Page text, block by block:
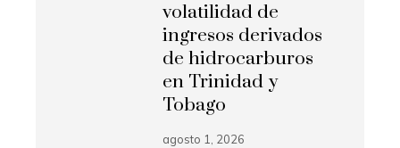
volatilidad de
ingresos derivados
de hidrocarburos
en Trinidad y
Tobago
agosto 1, 2026